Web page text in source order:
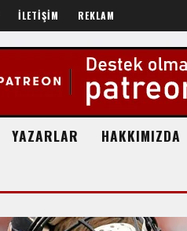
İLETİŞİM REKLAM
YAZARLAR HAKKIMIZDA